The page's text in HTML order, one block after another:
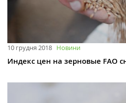
10 грудня 2018 Новини
Индекс цен на зерновые FAO